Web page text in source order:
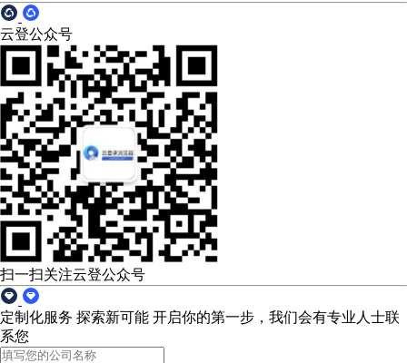
云登公众号
扫一扫关注云登公众号
定制化服务 探索新可能 开启你的第一步，我们会有专业人士联
系您